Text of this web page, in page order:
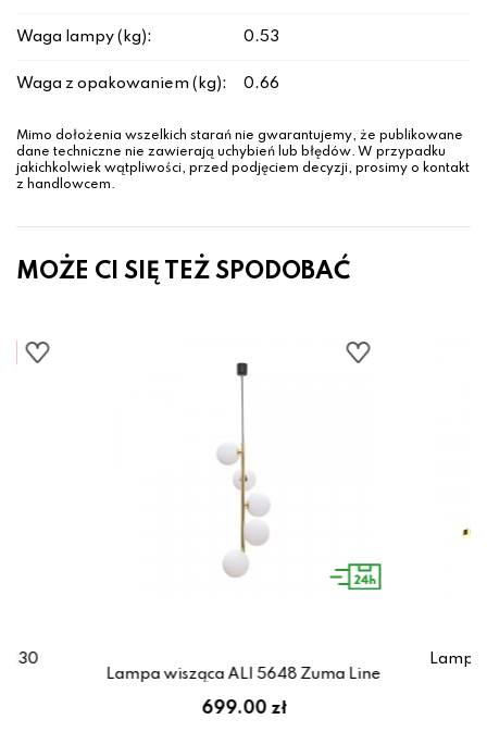
Waga lampy (kg): 0.53
Waga z opakowaniem (kg): 0.66
Mimo dołożenia wszelkich starań nie gwarantujemy, że publikowane
dane techniczne nie zawierają uchybień lub błędów. W przypadku
jakichkolwiek wątpliwości, przed podjęciem decyzji, prosimy o kontakt
z handlowcem.
MOŻE CI SIĘ TEŻ SPODOBAĆ
Lampa wisząca ALI 5648 Zuma Line
699.00 zł
Lampa